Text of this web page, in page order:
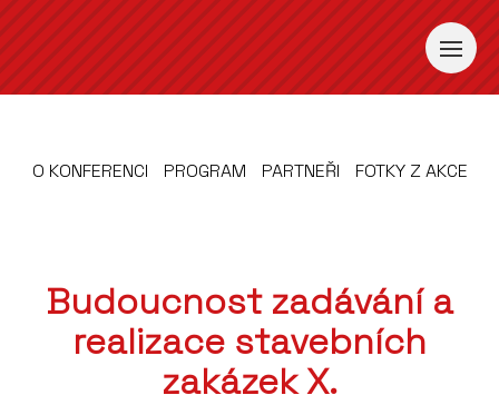
O KONFERENCI PROGRAM PARTNEŘI FOTKY Z AKCE
Budoucnost zadávání a
realizace stavebních
zakázek X.